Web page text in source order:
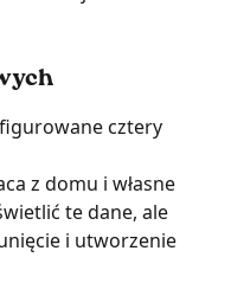
cztery
z domu i własne
te dane, ale
i utworzenie